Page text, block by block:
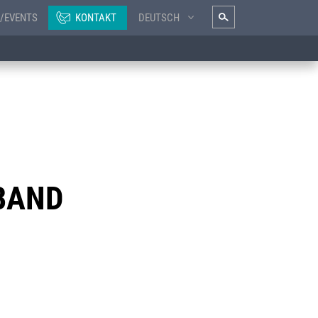
EVENTS KONTAKT DEUTSCH